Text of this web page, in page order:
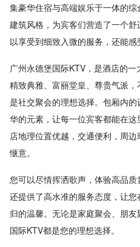
集豪华住宿与高端娱乐于一体的
建筑风格，为宾客们营造了一个
以享受到细致入微的服务，还能感
广州永德堡国际KTV，是酒店的一
精致典雅、富丽堂皇、尊贵气派
是社交聚会的理想选择。包厢内
华的元素，让每一位宾客都能在
店地理位置优越，交通便利，周
惬意。
您可以尽情挥洒歌声，体验高品
还提供了高水准的服务态度，让
归的温馨。无论是家庭聚会、朋
国际KTV都是您的理想选择。